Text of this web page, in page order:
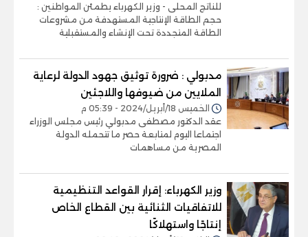
للناتج المحلى - وزير الكهرباء يطمئن المواطنين :
حجم الطاقة الإنتاجية المستهدفة من مشروعات
الطاقة المتجددة تحت الإنشاء والمستقبلية
مدبولي : ضرورة توثيق جهود الدولة لرعاية
الملايين من ضيوفها واللاجئين
الخميس 18/أبريل/2024 - 05:39 م
عقد الدكتور مصطفى مدبولي رئيس مجلس الوزراء
اجتماعا اليوم لمتابعة حصر ما تتحمله الدولة
المصرية من مساهمات
وزير الكهرباء: إقرار القواعد التنظيمية
للاتفاقيات الثنائية بين القطاع الخاص
إنتاجًا واستهلاكًا